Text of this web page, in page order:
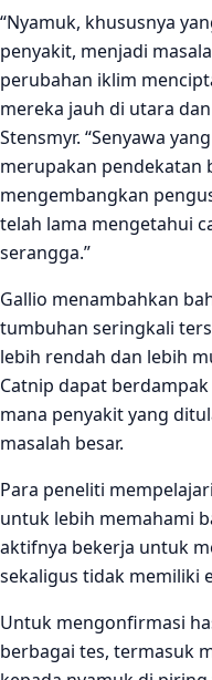
“Nyamuk, khususnya
penyakit, menjadi
perubahan iklim
mereka jauh di utara
Stensmyr. “Senyawa
merupakan pendekatan
mengembangkan
telah lama mengetahui
serangga.”
Gallio menambahkan
tumbuhan seringkali
lebih rendah dan lebih
Catnip dapat
mana penyakit yang
masalah besar.
Para peneliti
untuk lebih memahami
aktifnya bekerja untuk
sekaligus tidak memiliki
Untuk mengonfirmasi
berbagai tes, termasuk